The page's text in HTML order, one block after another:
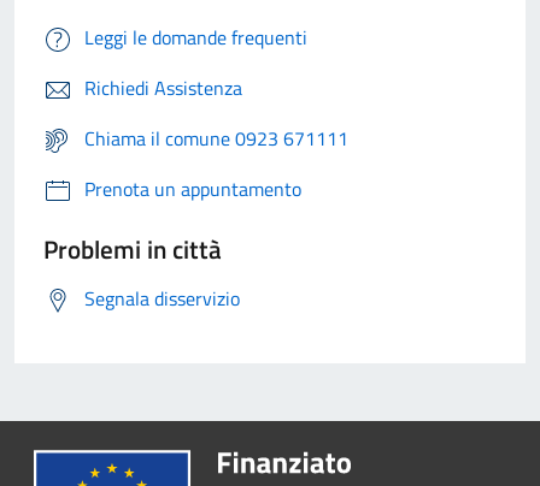
Leggi le domande frequenti
Richiedi Assistenza
Chiama il comune 0923 671111
Prenota un appuntamento
Problemi in città
Segnala disservizio